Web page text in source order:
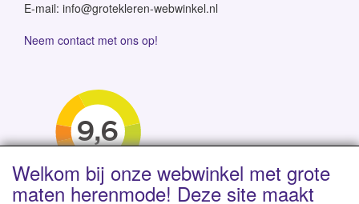
E-mail: info@grotekleren-webwinkel.nl
Neem contact met ons op!
Welkom bij onze webwinkel met grote
maten herenmode! Deze site maakt